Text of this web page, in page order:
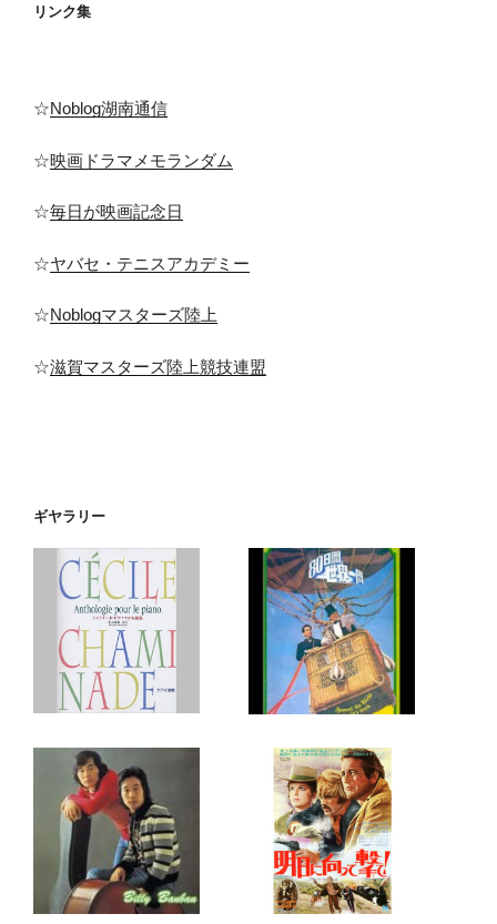
リンク集
☆Noblog湖南通信
☆映画ドラマメモランダム
☆毎日が映画記念日
☆ヤバセ・テニスアカデミー
☆Noblogマスターズ陸上
☆滋賀マスターズ陸上競技連盟
ギヤラリー